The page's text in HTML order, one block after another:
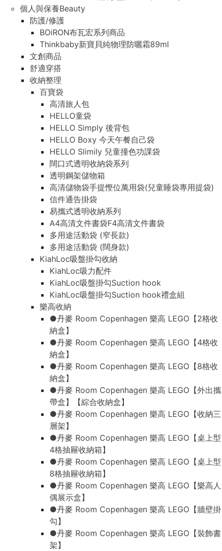
個人與保養Beauty
防護/修護
BOiRON布瓦宏系列商品
Thinkbaby新寶貝純物理防曬霜89ml
文創商品
舒適穿搭
收納整理
百寶袋
高清旅人包
HELLO童袋
HELLO Simply 後背包
HELLO Boxy 今天午餐自己袋
HELLO Slimily 兒童撞色功課袋
闊口式透明收納袋系列
透明鋼架儲物箱
高清儲物袋手提慳位萬用袋(兒童睡袋專用提袋)
信件通告掛袋
易攜式透明收納系列
A4高清文件書袋F4高清文件書袋
多用途活動袋 (窄長款)
多用途活動袋 (闊身款)
KiahLoc吸盤掛勾收納
KiahLoc吸力配件
KiahLoc吸盤掛勾Suction hook
KiahLoc吸盤掛勾Suction hook禮盒組
樂高收納
●丹麥 Room Copenhagen 樂高 LEGO【2格收
納盒】
●丹麥 Room Copenhagen 樂高 LEGO【4格收
納盒】
●丹麥 Room Copenhagen 樂高 LEGO【8格收
納盒】
●丹麥 Room Copenhagen 樂高 LEGO【外出攜
帶盒】【綜合收納盒】
●丹麥 Room Copenhagen 樂高 LEGO【收納三
層架】
●丹麥 Room Copenhagen 樂高 LEGO【桌上型
4格抽屜收納箱】
●丹麥 Room Copenhagen 樂高 LEGO【桌上型
8格抽屜收納箱】
●丹麥 Room Copenhagen 樂高 LEGO【樂高人
偶展示盒】
●丹麥 Room Copenhagen 樂高 LEGO【牆壁掛
勾】
●丹麥 Room Copenhagen 樂高 LEGO【裝飾書
架】